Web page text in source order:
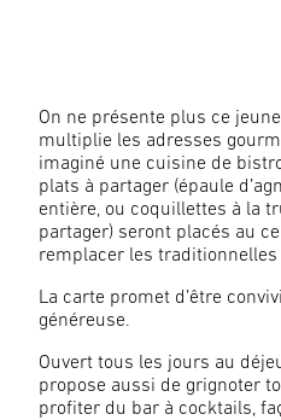
On ne présente plus ce
multiplie les adresses
imaginé une cuisine de
plats à partager (épaule
entière, ou coquillettes à la
partager) seront placés au
remplacer les
La carte promet d’être
généreuse.
Ouvert tous les jours au
propose aussi de grignoter
profiter du bar à cocktails,